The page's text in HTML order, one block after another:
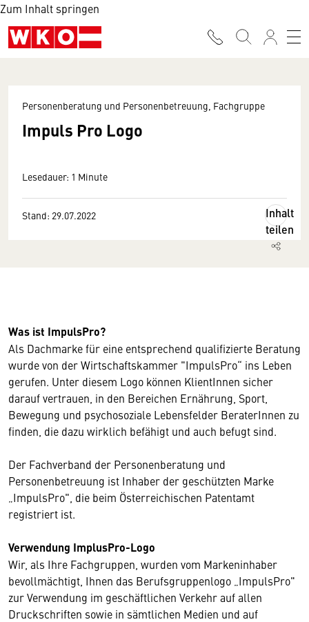
Zum Inhalt springen
Personenberatung und Personenbetreuung, Fachgruppe
Impuls Pro Logo
Lesedauer: 1 Minute
Stand: 29.07.2022
Inhalt
teilen
Was ist ImpulsPro?
Als Dachmarke für eine entsprechend qualifizierte Beratung
wurde von der Wirtschaftskammer "ImpulsPro“ ins Leben
gerufen. Unter diesem Logo können KlientInnen sicher
darauf vertrauen, in den Bereichen Ernährung, Sport,
Bewegung und psychosoziale Lebensfelder BeraterInnen zu
finden, die dazu wirklich befähigt und auch befugt sind.
Der Fachverband der Personenberatung und
Personenbetreuung ist Inhaber der geschützten Marke
„ImpulsPro", die beim Österreichischen Patentamt
registriert ist.
Verwendung ImplusPro-Logo
Wir, als Ihre Fachgruppen, wurden vom Markeninhaber
bevollmächtigt, Ihnen das Berufsgruppenlogo „ImpulsPro"
zur Verwendung im geschäftlichen Verkehr auf allen
Druckschriften sowie in sämtlichen Medien und auf